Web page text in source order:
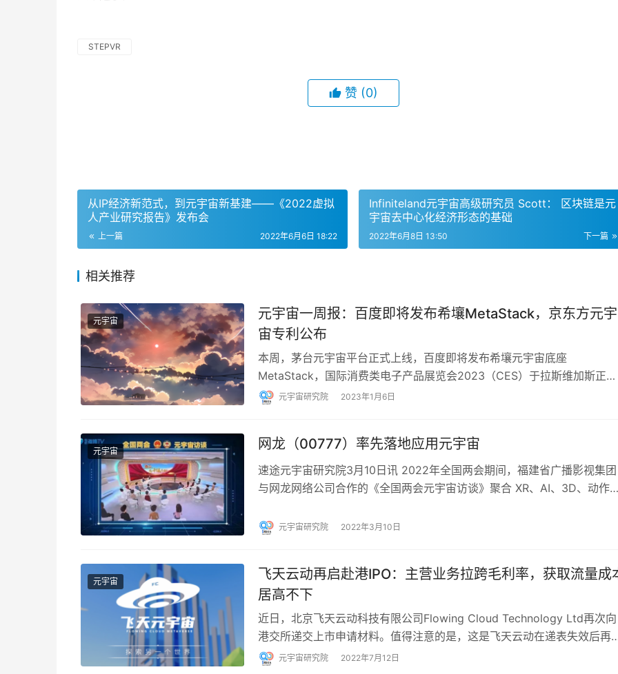
STEPVR
赞 (0)
从IP经济新范式，到元宇宙新基建——《2022虚拟
人产业研究报告》发布会
上一篇 2022年6月6日 18:22
Infiniteland元宇宙高级研究员 Scott： 区块链是元
宇宙去中心化经济形态的基础
下一篇
2022年6月8日 13:50
相关推荐
元宇宙
元宇宙一周报：百度即将发布希壤MetaStack，京东方元宇
宙专利公布
本周，茅台元宇宙平台正式上线，百度即将发布希壤元宇宙底座
MetaStack，国际消费类电子产品展览会2023（CES）于拉斯维加斯正式
揭幕，第一次引入元宇宙与Web3专场，佳能展出…
元宇宙研究院 2023年1月6日
元宇宙 网龙（00777）率先落地应用元宇宙
速途元宇宙研究院3月10日讯 2022年全国两会期间，福建省广播影视集团
与网龙网络公司合作的《全国两会元宇宙访谈》聚合 XR、AI、3D、动作捕
元宇宙研究院 2022年3月10日
元宇宙
飞天云动再启赴港IPO：主营业务拉跨毛利率，获取流量成
居高不下
近日，北京飞天云动科技有限公司Flowing Cloud Technology Ltd再次向
港交所递交上市申请材料。值得注意的是，这是飞天云动在递表失效后再
次提交上市申请。 据速…
元宇宙研究院 2022年7月12日